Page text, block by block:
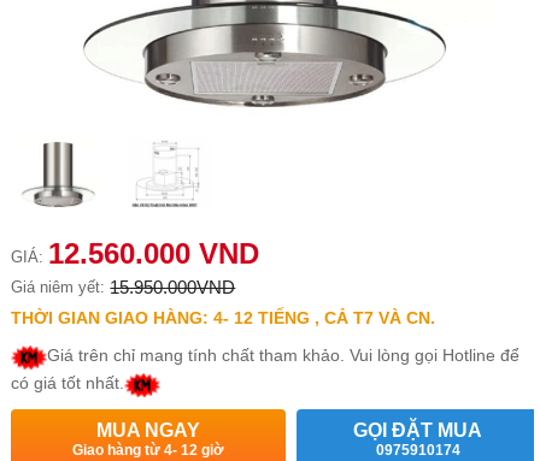
GIÁ: 12.560.000 VND
Giá niêm yết: 15.950.000VND
THỜI GIAN GIAO HÀNG: 4- 12 TIẾNG , CẢ T7 VÀ CN.
Giá trên chỉ mang tính chất tham khảo. Vui lòng gọi Hotline để
có giá tốt nhất.
MUA NGAY
Giao hàng từ 4- 12 giờ
GỌI ĐẶT MUA
0975910174